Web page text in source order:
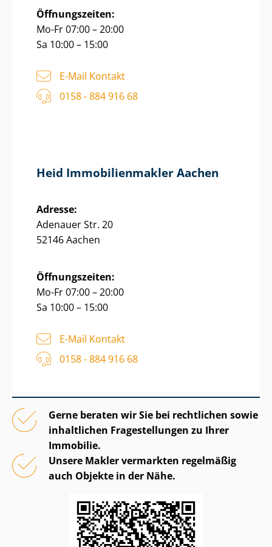
Öffnungszeiten:
Mo-Fr 07:00 – 20:00
Sa 10:00 – 15:00
E-Mail Kontakt
0158 - 884 916 68
Heid Im­mo­bi­li­en­mak­ler Aachen
Adresse:
Adenauer Str. 20
52146 Aachen
Öffnungszeiten:
Mo-Fr 07:00 – 20:00
Sa 10:00 – 15:00
E-Mail Kontakt
0158 - 884 916 68
Gerne beraten wir Sie bei rechtlichen sowie
inhaltlichen Fragestellungen zu Ihrer
Immobilie.
Unsere Makler vermarkten regelmäßig
auch Objekte in der Nähe.